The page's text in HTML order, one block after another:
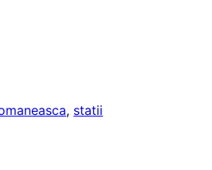
, statii